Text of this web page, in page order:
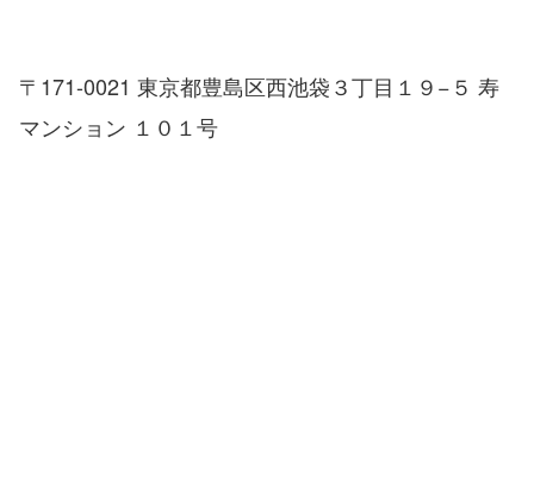
〒171-0021 東京都豊島区西池袋３丁目１９−５ 寿
マンション １０１号